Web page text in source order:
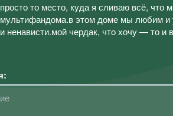
просто то место, куда я сливаю всё, что
мультифандома.в этом доме мы любим и
и ненависти.мой чердак, что хочу — то и